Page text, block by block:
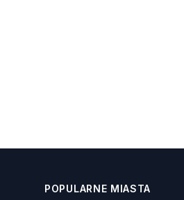
POPULARNE MIASTA